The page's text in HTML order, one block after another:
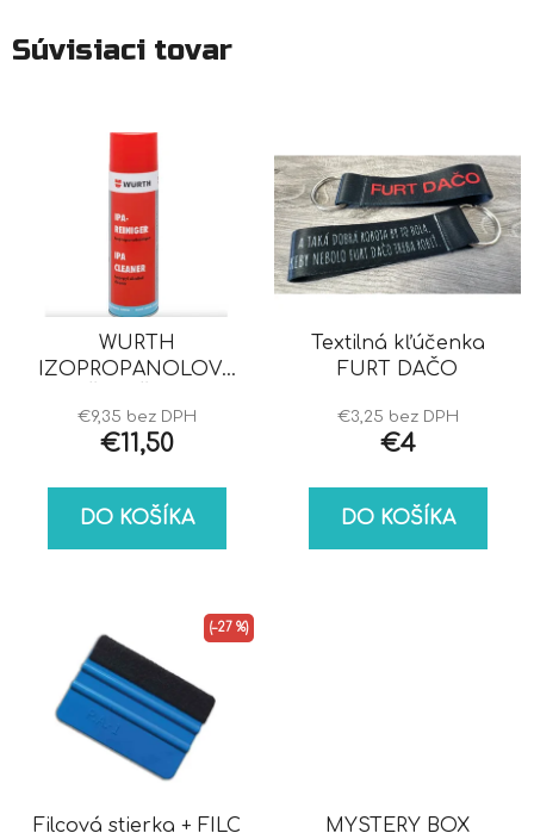
Súvisiaci tovar
WURTH
IZOPROPANOLOVÝ
€9,35 bez DPH
€11,50
DO KOŠÍKA
Textilná kľúčenka
FURT DAČO
€3,25 bez DPH
€4
DO KOŠÍKA
Filcová stierka + FILC
(–27 %)
MYSTERY BOX